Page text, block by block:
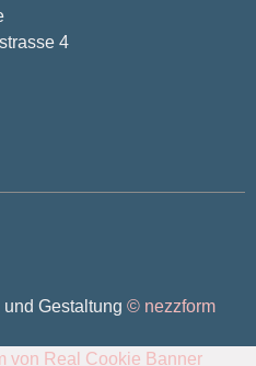
4
Gestaltung © nezzform
von Real Cookie Banner